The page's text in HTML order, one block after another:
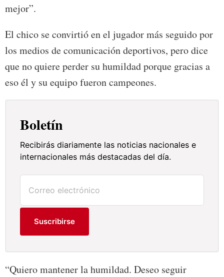
mejor”.
El chico se convirtió en el jugador más seguido por
los medios de comunicación deportivos, pero dice
que no quiere perder su humildad porque gracias a
eso él y su equipo fueron campeones.
Boletín
Recibirás diariamente las noticias nacionales e
internacionales más destacadas del día.
Suscribirse
“Quiero mantener la humildad. Deseo seguir